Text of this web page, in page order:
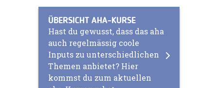
ÜBERSICHT AHA-KURSE
Hast du gewusst, dass das aha
auch regelmässig coole
Inputs zu unterschiedlichen
Themen anbietet? Hier
kommst du zum aktuellen